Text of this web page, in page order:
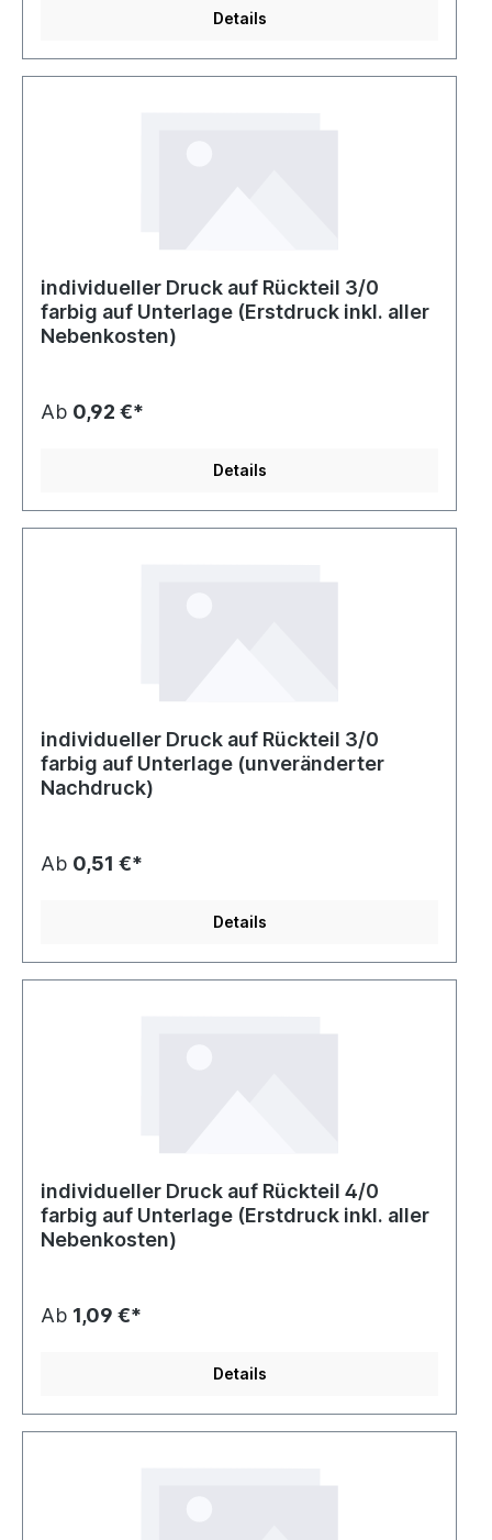
Details
individueller Druck auf Rückteil 3/0
farbig auf Unterlage (Erstdruck inkl. aller
Nebenkosten)
Ab 0,92 €*
Details
individueller Druck auf Rückteil 3/0
farbig auf Unterlage (unveränderter
Nachdruck)
Ab 0,51 €*
Details
individueller Druck auf Rückteil 4/0
farbig auf Unterlage (Erstdruck inkl. aller
Nebenkosten)
Ab 1,09 €*
Details